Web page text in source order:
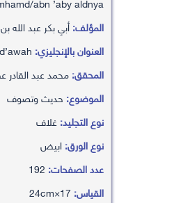
المؤلف:أبي بكر عبد الله
العنوان بالإنجليزي:
المحقق:محمد عبد القادر
الموضوع: حديث وتصوف
نوع التجليد:غلاف
نوع الورق:ابيض
عدد الصفحات:
القياس: